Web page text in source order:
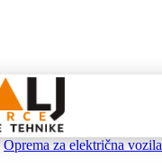
Oprema za električna vozila